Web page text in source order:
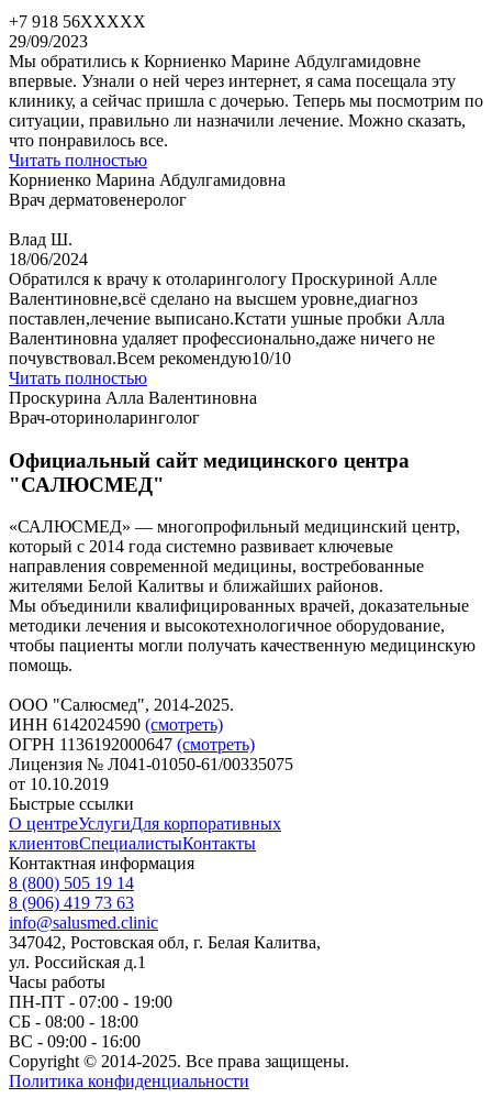
+7 918 56XXXXX
29/09/2023
Мы обратились к Корниенко Марине Абдулгамидовне
впервые. Узнали о ней через интернет, я сама посещала эту
клинику, а сейчас пришла с дочерью. Теперь мы посмотрим по
ситуации, правильно ли назначили лечение. Можно сказать,
что понравилось все.
Читать полностью
Корниенко Марина Абдулгамидовна
Врач дерматовенеролог
Влад Ш.
18/06/2024
Обратился к врачу к отоларингологу Проскуриной Алле
Валентиновне,всё сделано на высшем уровне,диагноз
поставлен,лечение выписано.Кстати ушные пробки Алла
Валентиновна удаляет профессионально,даже ничего не
почувствовал.Всем рекомендую10/10
Читать полностью
Проскурина Алла Валентиновна
Врач-оториноларинголог
Официальный сайт медицинского центра
"САЛЮСМЕД"
«САЛЮСМЕД» — многопрофильный медицинский центр,
который с 2014 года системно развивает ключевые
направления современной медицины, востребованные
жителями Белой Калитвы и ближайших районов.
Мы объединили квалифицированных врачей, доказательные
методики лечения и высокотехнологичное оборудование,
чтобы пациенты могли получать качественную медицинскую
помощь.
ООО "Салюсмед", 2014-2025.
ИНН 6142024590 (смотреть)
ОГРН 1136192000647 (смотреть)
Лицензия № Л041-01050-61/00335075
от 10.10.2019
Быстрые ссылки
О центреУслугиДля корпоративных
клиентовСпециалистыКонтакты
Контактная информация
8 (800) 505 19 14
8 (906) 419 73 63
info@salusmed.clinic
347042, Ростовская обл, г. Белая Калитва,
ул. Российская д.1
Часы работы
ПН-ПТ - 07:00 - 19:00
СБ - 08:00 - 18:00
ВС - 09:00 - 16:00
Copyright © 2014-2025. Все права защищены.
Политика конфиденциальности